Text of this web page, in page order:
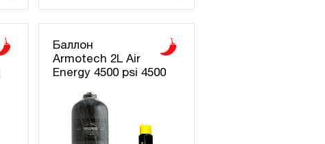
Баллон
Armotech 2L Air
Energy 4500 psi 4500